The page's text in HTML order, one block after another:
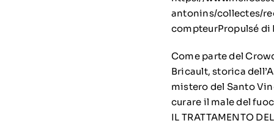
antonins/collectes/
compteurPropulsé di
Come parte del
Bricault, storica
mistero del Santo
curare il male del
IL TRATTAMENTO